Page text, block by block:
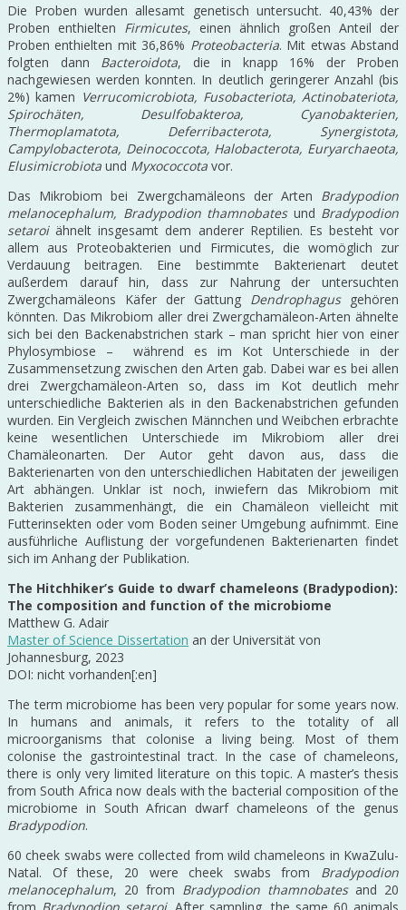
Die Proben wurden allesamt genetisch untersucht. 40,43% der
Proben enthielten Firmicutes, einen ähnlich großen Anteil der
Proben enthielten mit 36,86% Proteobacteria. Mit etwas Abstand
folgten dann Bacteroidota, die in knapp 16% der Proben
nachgewiesen werden konnten. In deutlich geringerer Anzahl (bis
2%) kamen Verrucomicrobiota, Fusobacteriota, Actinobateriota,
Spirochäten, Desulfobakteroa, Cyanobakterien,
Thermoplamatota, Deferribacterota, Synergistota,
Campylobacterota, Deinococcota, Halobacterota, Euryarchaeota,
Elusimicrobiota und Myxococcota vor.
Das Mikrobiom bei Zwergchamäleons der Arten Bradypodion
melanocephalum, Bradypodion thamnobates und Bradypodion
setaroiähnelt insgesamt dem anderer Reptilien. Es besteht vor
allem aus Proteobakterien und Firmicutes, die womöglich zur
Verdauung beitragen. Eine bestimmte Bakterienart deutet
außerdem darauf hin, dass zur Nahrung der untersuchten
Zwergchamäleons Käfer der Gattung Dendrophagusgehören
könnten. Das Mikrobiom aller drei Zwergchamäleon-Arten ähnelte
sich bei den Backenabstrichen stark – man spricht hier von einer
Phylosymbiose – während es im Kot Unterschiede in der
Zusammensetzung zwischen den Arten gab. Dabei war es bei allen
drei Zwergchamäleon-Arten so, dass im Kot deutlich mehr
unterschiedliche Bakterien als in den Backenabstrichen gefunden
wurden. Ein Vergleich zwischen Männchen und Weibchen erbrachte
keine wesentlichen Unterschiede im Mikrobiom aller drei
Chamäleonarten. Der Autor geht davon aus, dass die
Bakterienarten von den unterschiedlichen Habitaten der jeweiligen
Art abhängen. Unklar ist noch, inwiefern das Mikrobiom mit
Bakterien zusammenhängt, die ein Chamäleon vielleicht mit
Futterinsekten oder vom Boden seiner Umgebung aufnimmt. Eine
ausführliche Auflistung der vorgefundenen Bakterienarten findet
sich im Anhang der Publikation.
The Hitchhiker’s Guide to dwarf chameleons (Bradypodion):
The composition and function of the microbiome
Matthew G. Adair
Master of Science Dissertation an der Universität von
Johannesburg, 2023
DOI: nicht vorhanden[:en]
The term microbiome has been very popular for some years now.
In humans and animals, it refers to the totality of all
microorganisms that colonise a living being. Most of them
colonise the gastrointestinal tract. In the case of chameleons,
there is only very limited literature on this topic. A master’s thesis
from South Africa now deals with the bacterial composition of the
microbiome in South African dwarf chameleons of the genus
Bradypodion.
60 cheek swabs were collected from wild chameleons in KwaZulu-
Natal. Of these, 20 were cheek swabs from Bradypodion
melanocephalum, 20 from Bradypodion thamnobatesand 20
from Bradypodion setaroi. After sampling, the same 60 animals